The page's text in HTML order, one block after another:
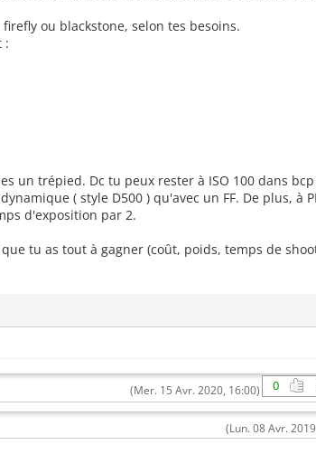
ou blackstone, selon tes besoins.
:
un trépied. Dc tu peux rester à ISO 100 dans
( style D500 ) qu'avec un FF. De plus, à
d'exposition par 2.
tu as tout à gagner (coût, poids, temps de
0
(Mer. 15 Avr. 2020, 16:00)
(Lun. 08 Avr.